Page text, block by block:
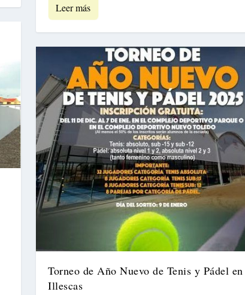
Leer más
Torneo de Año Nuevo de Tenis y Pádel en
Illescas